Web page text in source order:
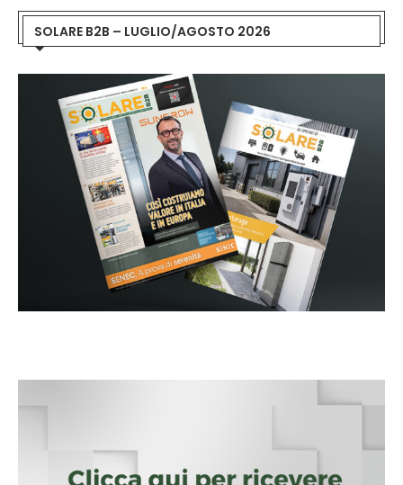
SOLARE B2B – LUGLIO/AGOSTO 2026